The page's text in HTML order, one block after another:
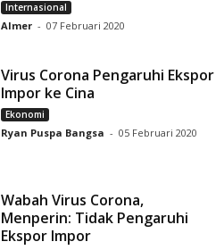
Internasional
Almer - 07 Februari 2020
Virus Corona Pengaruhi Ekspor
Impor ke Cina
Ekonomi
Ryan Puspa Bangsa - 05 Februari 2020
Wabah Virus Corona,
Menperin: Tidak Pengaruhi
Ekspor Impor